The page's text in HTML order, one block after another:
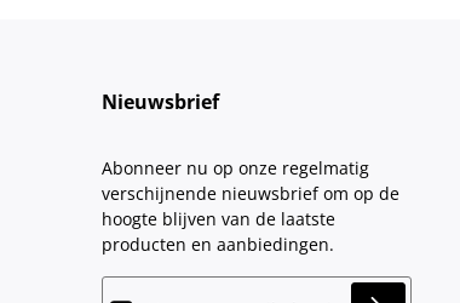
Nieuwsbrief
Abonneer nu op onze regelmatig
verschijnende nieuwsbrief om op de
hoogte blijven van de laatste
producten en aanbiedingen.